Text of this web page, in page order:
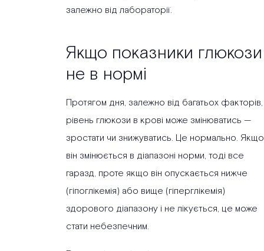
залежно від лабораторії.
Якщо показники глюкози
не в нормі
Протягом дня, залежно від багатьох факторів,
рівень глюкози в крові може змінюватись —
зростати чи знижуватись. Це нормально. Якщо
він змінюється в діапазоні норми, тоді все
гаразд, проте якщо він опускається нижче
(гіпоглікемія) або вище (гіперглікемія)
здорового діапазону і не лікується, це може
стати небезпечним.